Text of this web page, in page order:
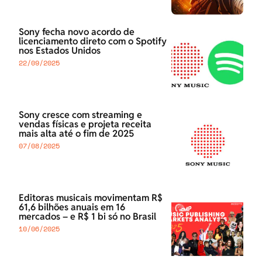
Sony fecha novo acordo de
licenciamento direto com o Spotify
nos Estados Unidos
22/09/2025
Sony cresce com streaming e
vendas físicas e projeta receita
mais alta até o fim de 2025
07/08/2025
Editoras musicais movimentam R$
61,6 bilhões anuais em 16
mercados – e R$ 1 bi só no Brasil
10/06/2025